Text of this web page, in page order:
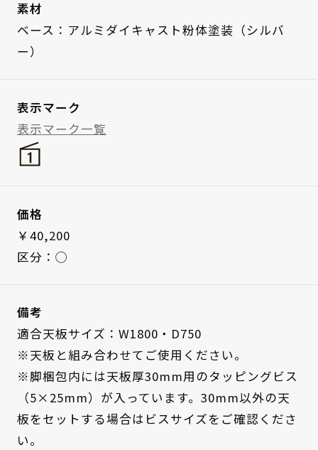
素材
ベース：アルミダイキャスト粉体塗装（シルバ
ー）
表示マーク
表示マーク一覧
価格
￥40,200
区分：◯
備考
適合天板サイズ：W1800・D750
※天板と組み合わせてご使用ください。
※脚梱包内には天板厚30mm用のタッピングビス
（5×25mm）が入っています。30mm以外の天
板をセットする場合はビスサイズをご確認くださ
い。